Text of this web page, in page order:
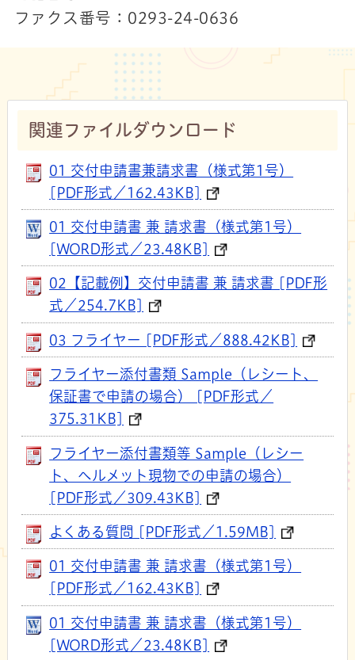
ファクス番号：0293-24-0636
関連ファイルダウンロード
01 交付申請書兼請求書（様式第1号）
[PDF形式／162.43KB]
01 交付申請書 兼 請求書（様式第1号）
[WORD形式／23.48KB]
02【記載例】交付申請書 兼 請求書 [PDF形
式／254.7KB]
03 フライヤー [PDF形式／888.42KB]
フライヤー添付書類 Sample（レシート、
保証書で申請の場合） [PDF形式／
375.31KB]
フライヤー添付書類等 Sample（レシー
ト、ヘルメット現物での申請の場合）
[PDF形式／309.43KB]
よくある質問 [PDF形式／1.59MB]
01 交付申請書 兼 請求書（様式第1号）
[PDF形式／162.43KB]
01 交付申請書 兼 請求書（様式第1号）
[WORD形式／23.48KB]